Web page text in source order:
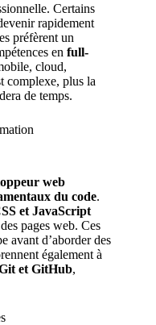
Certains
rapidement
préfèrent un
en full-
cloud,
complexe, plus la
de temps.
web
du code.
et JavaScript
pages web. Ces
avant d’aborder des
également à
et GitHub,